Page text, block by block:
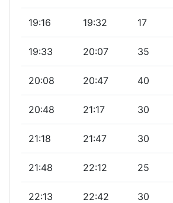
19:16 19:32 17
19:33 20:07 35
20:08 20:47 40
20:48 21:17 30
21:18 21:47 30
21:48 22:12 25
22:13 22:42 30